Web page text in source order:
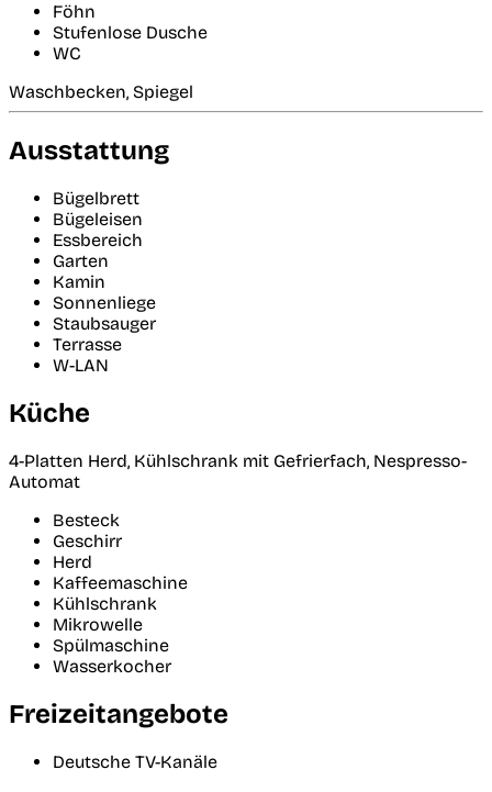
Föhn
Stufenlose Dusche
WC
Waschbecken, Spiegel
Ausstattung
Bügelbrett
Bügeleisen
Essbereich
Garten
Kamin
Sonnenliege
Staubsauger
Terrasse
W-LAN
Küche
4-Platten Herd, Kühlschrank mit Gefrierfach, Nespresso-
Automat
Besteck
Geschirr
Herd
Kaffeemaschine
Kühlschrank
Mikrowelle
Spülmaschine
Wasserkocher
Freizeitangebote
Deutsche TV-Kanäle